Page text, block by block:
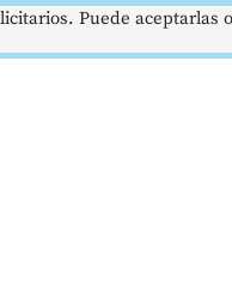
Puede aceptarlas